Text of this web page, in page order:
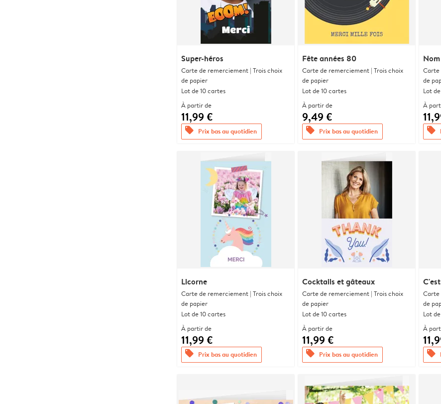
Super-héros
Carte de remerciement | Trois choix
de papier
Lot de 10 cartes
À partir de
11,99 €
offers Prix bas au quotidien
Fête années 80
Carte de remerciement | Trois choix
de papier
Lot de 10 cartes
À partir de
9,49 €
offers Prix bas au quotidien
Carte
de
Lot
À
offers
Licorne
Carte de remerciement | Trois choix
de papier
Lot de 10 cartes
À partir de
11,99 €
offers Prix bas au quotidien
Cocktails et gâteaux
Carte de remerciement | Trois choix
de papier
Lot de 10 cartes
À partir de
11,99 €
offers Prix bas au quotidien
Carte
de
Lot
À
offers